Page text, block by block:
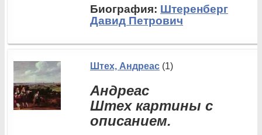
Биография: Штеренберг
Давид Петрович
Штех, Андреас (1)
Андреас
Штех картины с
описанием.